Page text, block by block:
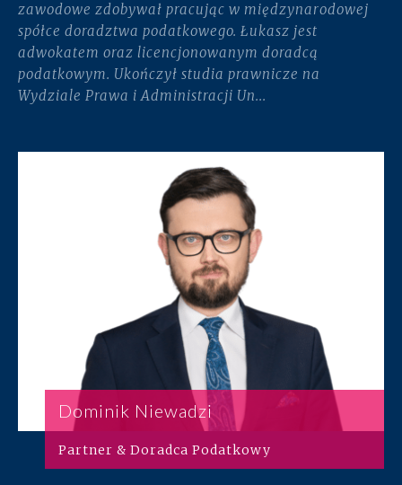
zawodowe zdobywał pracując w międzynarodowej
spółce doradztwa podatkowego. Łukasz jest
adwokatem oraz licencjonowanym doradcą
podatkowym. Ukończył studia prawnicze na
Wydziale Prawa i Administracji Un...
Dominik Niewadzi
Partner & Doradca Podatkowy